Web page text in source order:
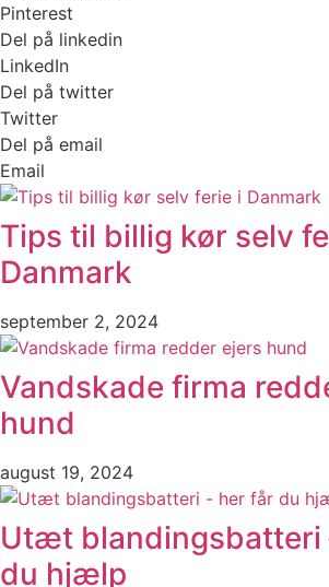
Pinterest
Del på linkedin
LinkedIn
Del på twitter
Twitter
Del på email
Email
Tips til billig kør selv
Danmark
september 2, 2024
Vandskade firma
hund
august 19, 2024
Utæt blandingsbatteri
du hjælp